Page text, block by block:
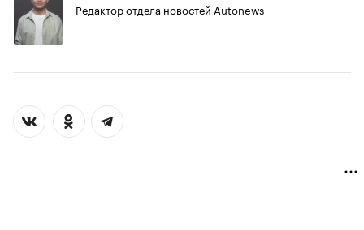
Редактор отдела новостей Autonews